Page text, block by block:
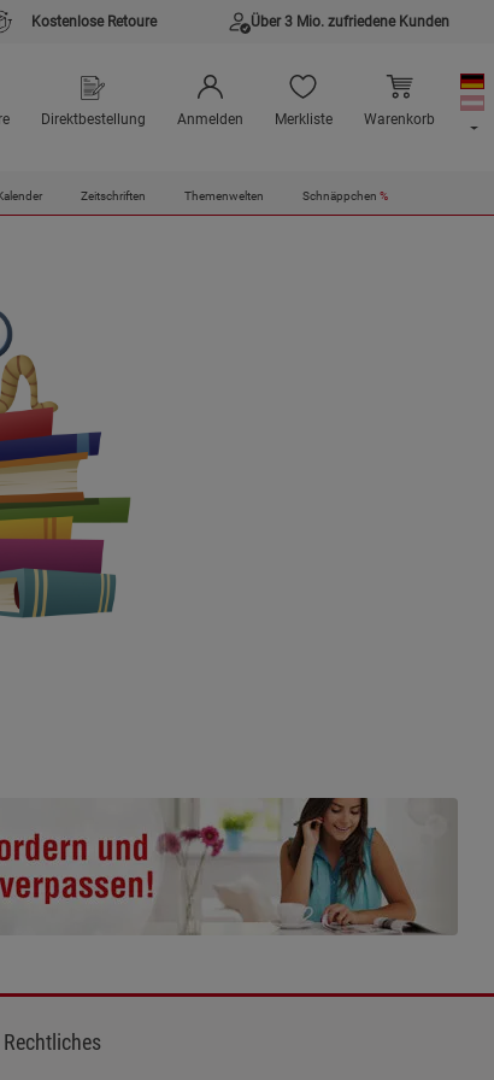
Kostenlose Retoure Über 3 Mio. zufriedene Kunden
Direktbestellung Anmelden Merkliste Warenkorb
Zeitschriften Themenwelten Schnäppchen %
Rechtliches